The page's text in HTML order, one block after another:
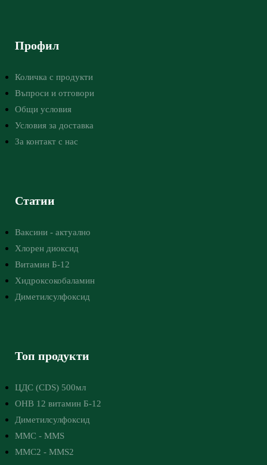
Профил
Количка с продукти
Въпроси и отговори
Общи условия
Условия за доставка
За контакт с нас
Статии
Ваксини - актуално
Хлорен диоксид
Витамин Б-12
Хидроксокобаламин
Диметилсулфоксид
Топ продукти
ЦДС (CDS) 500мл
OHB 12 витамин Б-12
Диметилсулфоксид
ММС - MMS
ММС2 - MMS2